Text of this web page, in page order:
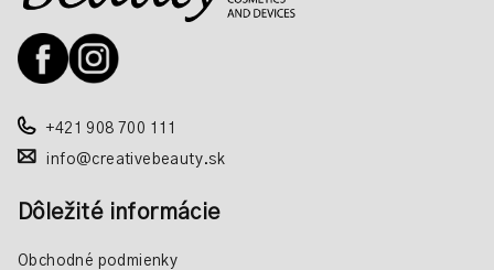
+421 908 700 111
info@creativebeauty.sk
Dôležité informácie
Obchodné podmienky